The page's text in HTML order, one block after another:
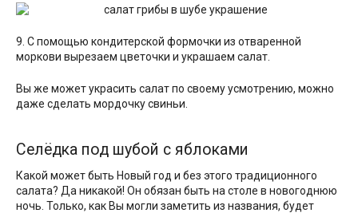
9. С помощью кондитерской формочки из отваренной
моркови вырезаем цветочки и украшаем салат.
Вы же может украсить салат по своему усмотрению, можно
даже сделать мордочку свиньи.
Селёдка под шубой с яблоками
Какой может быть Новый год и без этого традиционного
салата? Да никакой! Он обязан быть на столе в новогоднюю
ночь. Только, как Вы могли заметить из названия, будет